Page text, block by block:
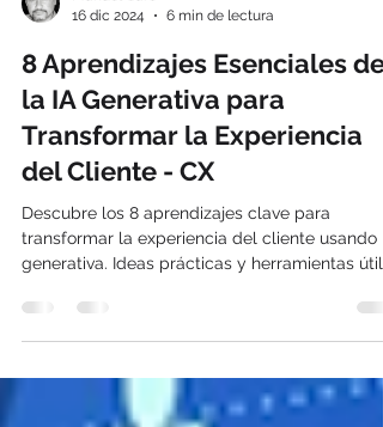
16 dic 2024
6 min de lectura
8 Aprendizajes Esenciales de
la IA Generativa para
Transformar la Experiencia
del Cliente - CX
Descubre los 8 aprendizajes clave para
transformar la experiencia del cliente usando
generativa. Ideas prácticas y herramientas